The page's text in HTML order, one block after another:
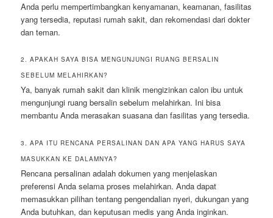
Anda perlu mempertimbangkan kenyamanan, keamanan, fasilitas
yang tersedia, reputasi rumah sakit, dan rekomendasi dari dokter
dan teman.
2. APAKAH SAYA BISA MENGUNJUNGI RUANG BERSALIN
SEBELUM MELAHIRKAN?
Ya, banyak rumah sakit dan klinik mengizinkan calon ibu untuk
mengunjungi ruang bersalin sebelum melahirkan. Ini bisa
membantu Anda merasakan suasana dan fasilitas yang tersedia.
3. APA ITU RENCANA PERSALINAN DAN APA YANG HARUS SAYA
MASUKKAN KE DALAMNYA?
Rencana persalinan adalah dokumen yang menjelaskan
preferensi Anda selama proses melahirkan. Anda dapat
memasukkan pilihan tentang pengendalian nyeri, dukungan yang
Anda butuhkan, dan keputusan medis yang Anda inginkan.